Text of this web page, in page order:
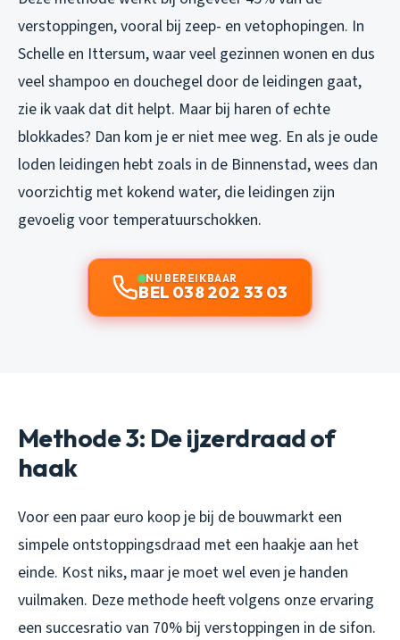
verstoppingen, vooral bij zeep- en vetophopingen. In
Schelle en Ittersum, waar veel gezinnen wonen en dus
veel shampoo en douchegel door de leidingen gaat,
zie ik vaak dat dit helpt. Maar bij haren of echte
blokkades? Dan kom je er niet mee weg. En als je oude
loden leidingen hebt zoals in de Binnenstad, wees dan
voorzichtig met kokend water, die leidingen zijn
gevoelig voor temperatuurschokken.
NU BEREIKBAAR
BEL 038 202 33 03
Methode 3: De ijzerdraad of
haak
Voor een paar euro koop je bij de bouwmarkt een
simpele ontstoppingsdraad met een haakje aan het
einde. Kost niks, maar je moet wel even je handen
vuilmaken. Deze methode heeft volgens onze ervaring
een succesratio van 70% bij verstoppingen in de sifon.